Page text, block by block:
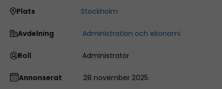
Plats Stockholm
Avdelning Administration och ekonomi
Roll Administratör
Annonserat 28 november 2025